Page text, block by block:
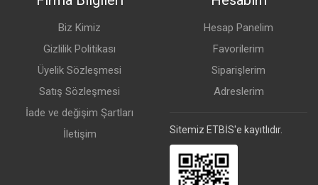
Biz Kimiz
Gizlilik Politikası
Üyelik Sözleşmesi
Satış Sözleşmesi
İade ve değişim Şartları
İletişim
Hesap Panelim
Favorilerim
Siparişlerim
Adreslerim
Sitemiz ETBİS'e kayıtlıdır.